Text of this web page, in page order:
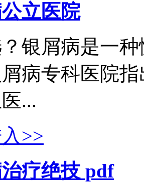
立医院
银屑病是一
病专科医院
...
>>
疗绝技 pdf